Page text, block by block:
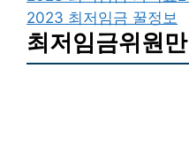
2023 최저임금 꿀정보
최저임금위원